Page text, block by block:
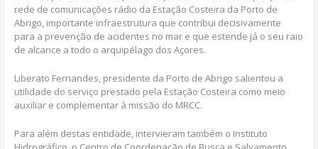
rede de comunicações rádio da Estação Costeira da Porto de
Abrigo, importante infraestrutura que contribui decisivamente
para a prevenção de acidentes no mar e que estende já o seu raio
de alcance a todo o arquipélago dos Açores.
Liberato Fernandes, presidente da Porto de Abrigo salientou a
utilidade do serviço prestado pela Estação Costeira como meio
auxiliar e complementar à missão do MRCC.
Para além destas entidade, intervieram também o Instituto